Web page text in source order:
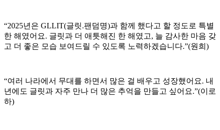
“2025년은 GLLIT(글릿.팬덤명)과 함께 했다고 할 정도로 특별
한 해였어요. 글릿과 더 애틋해진 한 해였고, 늘 감사한 마음 갖
고 더 좋은 모습 보여드릴 수 있도록 노력하겠습니다.”(원희)
“여러 나라에서 무대를 하면서 많은 걸 배우고 성장했어요. 내
년에도 글릿과 자주 만나 더 많은 추억을 만들고 싶어요.”(이로
하)